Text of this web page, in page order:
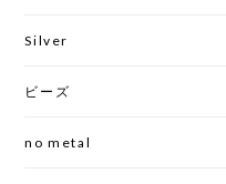
Silver
ビーズ
no metal